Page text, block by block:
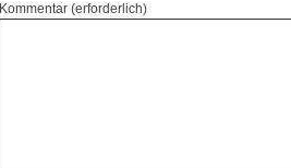
Kommentar (erforderlich)